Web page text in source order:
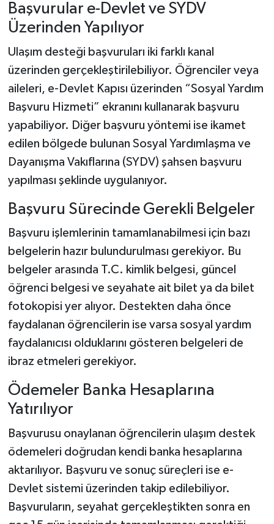
Başvurular e-Devlet ve SYDV
Üzerinden Yapılıyor
Ulaşım desteği başvuruları iki farklı kanal
üzerinden gerçekleştirilebiliyor. Öğrenciler veya
aileleri, e-Devlet Kapısı üzerinden “Sosyal Yardım
Başvuru Hizmeti” ekranını kullanarak başvuru
yapabiliyor. Diğer başvuru yöntemi ise ikamet
edilen bölgede bulunan Sosyal Yardımlaşma ve
Dayanışma Vakıflarına (SYDV) şahsen başvuru
yapılması şeklinde uygulanıyor.
Başvuru Sürecinde Gerekli Belgeler
Başvuru işlemlerinin tamamlanabilmesi için bazı
belgelerin hazır bulundurulması gerekiyor. Bu
belgeler arasında T.C. kimlik belgesi, güncel
öğrenci belgesi ve seyahate ait bilet ya da bilet
fotokopisi yer alıyor. Destekten daha önce
faydalanan öğrencilerin ise varsa sosyal yardım
faydalanıcısı olduklarını gösteren belgeleri de
ibraz etmeleri gerekiyor.
Ödemeler Banka Hesaplarına
Yatırılıyor
Başvurusu onaylanan öğrencilerin ulaşım destek
ödemeleri doğrudan kendi banka hesaplarına
aktarılıyor. Başvuru ve sonuç süreçleri ise e-
Devlet sistemi üzerinden takip edilebiliyor.
Başvuruların, seyahat gerçekleştikten sonra en